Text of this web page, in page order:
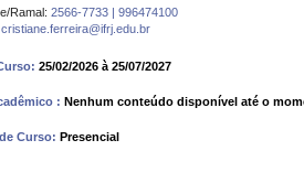
Ramal: 2566-7733 | 996474100
cristiane.ferreira@ifrj.edu.br
25/02/2026 à 25/07/2027
: Nenhum conteúdo disponível até o
Curso: Presencial